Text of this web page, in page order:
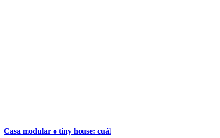
Casa modular o tiny house: cuál